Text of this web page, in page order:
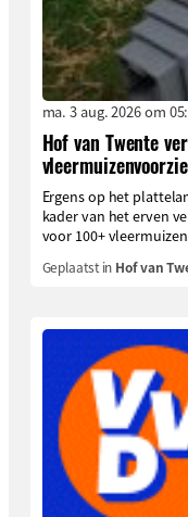
ma. 3 aug. 2026 om
Hof van Twente
Ergens op het
kader van het erven
voor 100+
Geplaatst in Hof van